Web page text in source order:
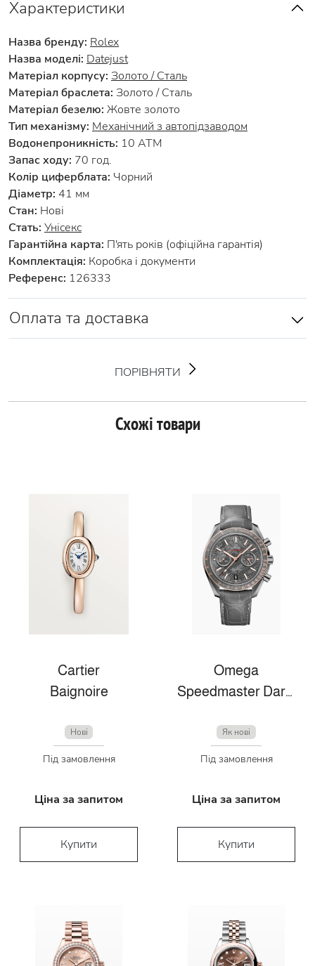
Характеристики
Назва бренду: Rolex
Назва моделі: Datejust
Матеріал корпусу: Золото / Сталь
Матеріал браслета: Золото / Сталь
Матеріал безелю: Жовте золото
Тип механізму: Механічний з автопідзаводом
Водонепроникність: 10 АТМ
Запас ходу: 70 год.
Колір циферблата: Чорний
Діаметр: 41 мм
Стан: Нові
Стать: Унісекс
Гарантійна карта: П'ять років (офіційна гарантія)
Комплектація: Коробка і документи
Референс: 126333
Оплата та доставка
ПОРІВНЯТИ
Схожі товари
Cartier
Baignoire
Нові
Під замовлення
Ціна за запитом
Купити
Omega
Speedmaster Dark Side Of The Moon
Як нові
Під замовлення
Ціна за запитом
Купити